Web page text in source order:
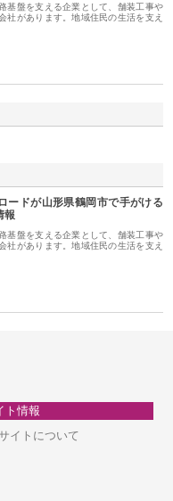
基盤を支える企業として、舗装工事や
社があります。地域住民の生活を支え
ードが山形県鶴岡市で手がける
報
基盤を支える企業として、舗装工事や
社があります。地域住民の生活を支え
ト情報
イトについて